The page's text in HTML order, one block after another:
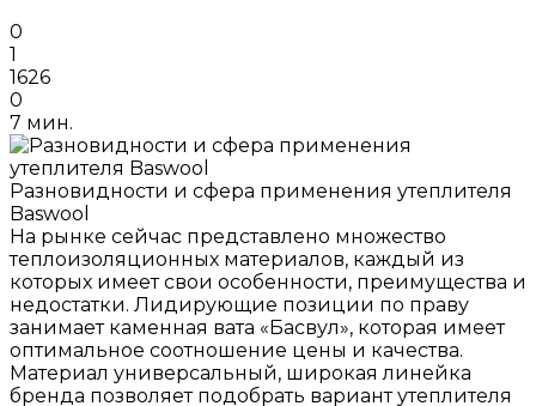
0
1
1626
0
7 мин.
Разновидности и сфера применения утеплителя
Baswool
На рынке сейчас представлено множество
теплоизоляционных материалов, каждый из
которых имеет свои особенности, преимущества и
недостатки. Лидирующие позиции по праву
занимает каменная вата «Басвул», которая имеет
оптимальное соотношение цены и качества.
Материал универсальный, широкая линейка
бренда позволяет подобрать вариант утеплителя